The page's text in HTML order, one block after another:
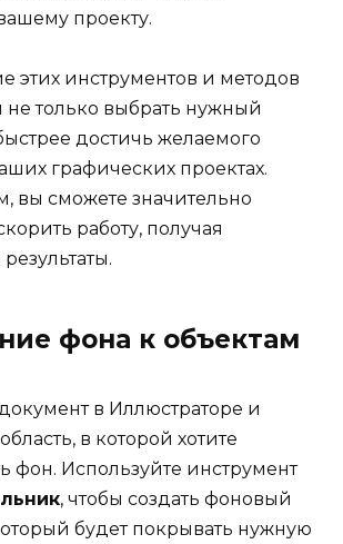
проекту.
этих инструментов и методов
не только выбрать нужный
достичь желаемого
графических проектах.
вы сможете значительно
работу, получая
фона к объектам
в Иллюстраторе и
в которой хотите
фон. Используйте инструмент
, чтобы создать фоновый
будет покрывать нужную